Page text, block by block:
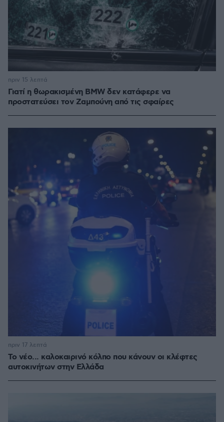
Γιατί η θωρακισμένη BMW δεν κατάφερε να
προστατεύσει τον Ζαμπούνη από τις σφαίρες
πριν 15 λεπτά
Το νέο... καλοκαιρινό κόλπο που κάνουν οι κλέφτες
αυτοκινήτων στην Ελλάδα
πριν 17 λεπτά